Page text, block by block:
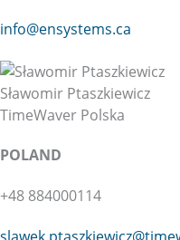
info@ensystems.ca
Sławomir Ptaszkiewicz
TimeWaver Polska
POLAND
+48 884000114